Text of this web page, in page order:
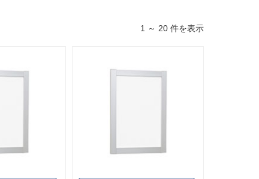
1 ～ 20 件を表示